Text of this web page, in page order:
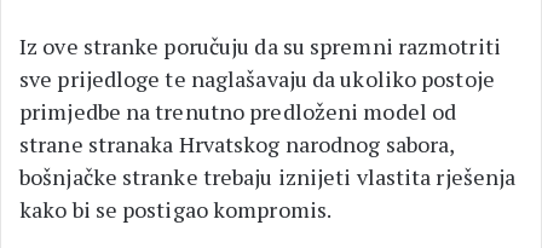
Iz ove stranke poručuju da su spremni razmotriti
sve prijedloge te naglašavaju da ukoliko postoje
primjedbe na trenutno predloženi model od
strane stranaka Hrvatskog narodnog sabora,
bošnjačke stranke trebaju iznijeti vlastita rješenja
kako bi se postigao kompromis.